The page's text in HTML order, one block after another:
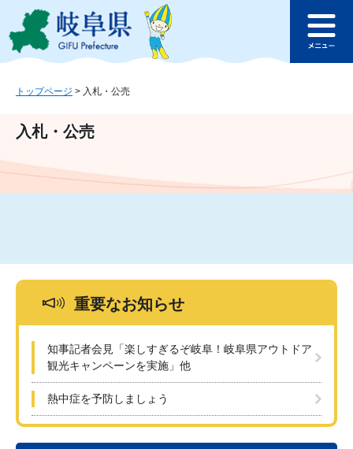
ジ
ュ
文
このページの本文へ
ュ
トップページ > 入札・公売
入札・公売
重要なお知らせ
知事記者会見「楽しすぎるぞ岐阜！岐阜県アウトドア
観光キャンペーンを実施」他
熱中症を予防しましょう